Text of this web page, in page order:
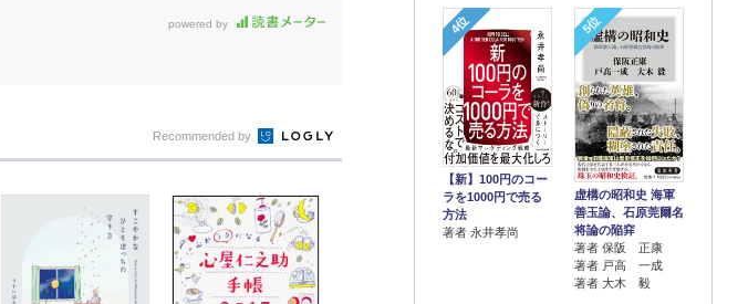
powered by 4位
【新】100円のコー
ラを1000円で売る
方法
著者 永井孝尚
5位
虚構の昭和史 海軍
善玉論、石原莞爾名
将論の陥穽
著者 保阪 正康
著者 戸高 一成
著者 大木 毅
Recommended by